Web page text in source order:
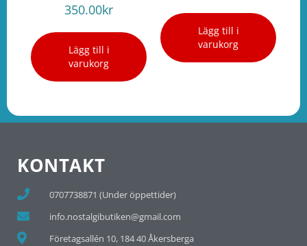
350.00kr
Lägg till i
varukorg
Lägg till i
varukorg
KONTAKT
0707738871 (Under öppettider)
info.nostalgibutiken@gmail.com
Företagsallén 10, 184 40 Åkersberga